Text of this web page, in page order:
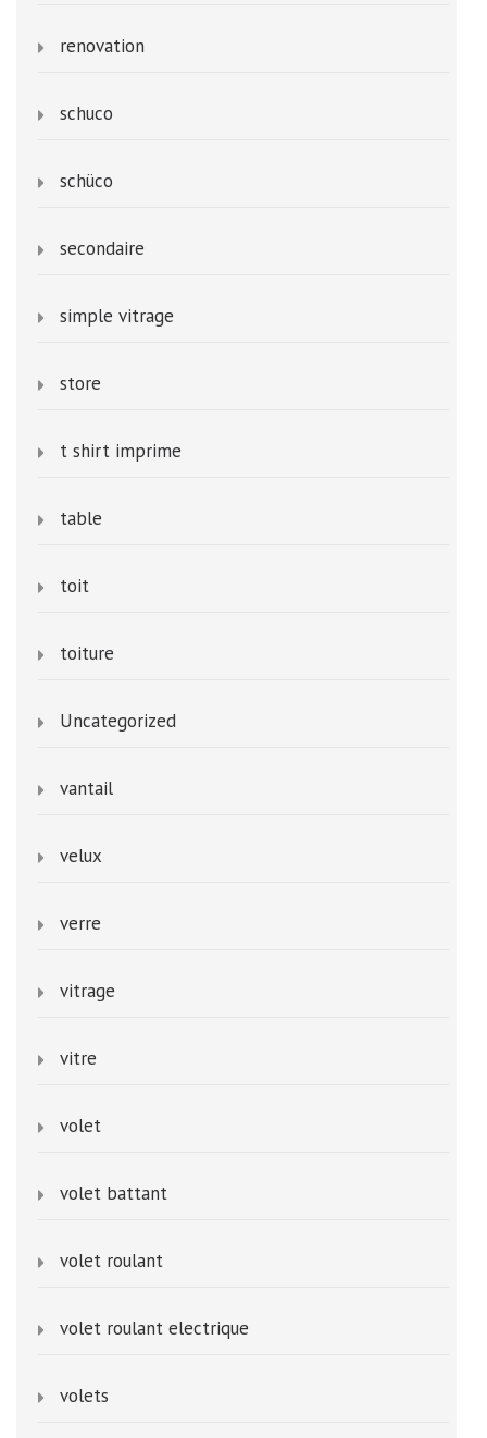
renovation
schuco
schüco
secondaire
simple vitrage
store
t shirt imprime
table
toit
toiture
Uncategorized
vantail
velux
verre
vitrage
vitre
volet
volet battant
volet roulant
volet roulant electrique
volets